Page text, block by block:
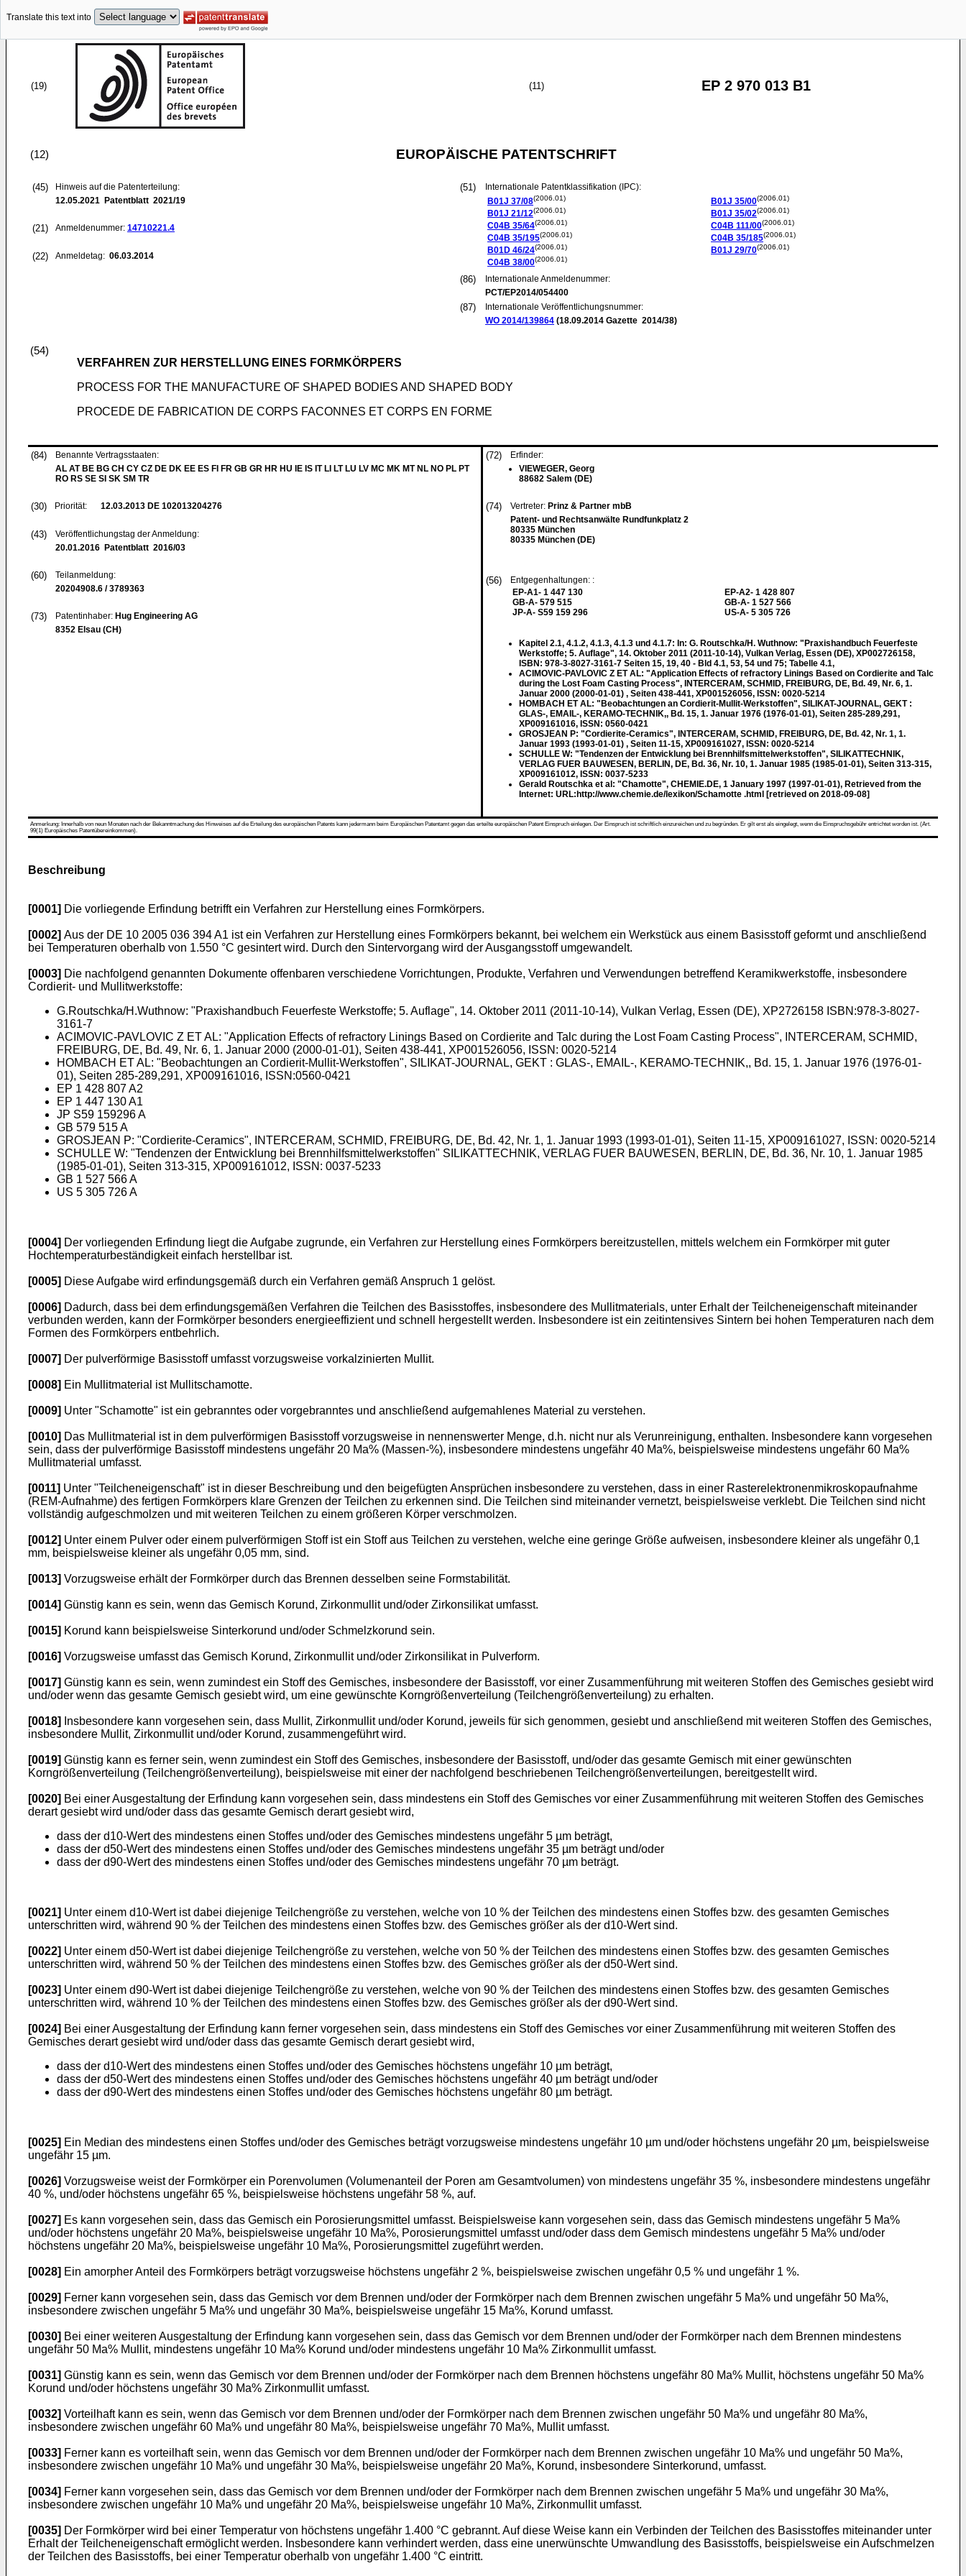
Translate this text into
(19) (11) EP 2 970 013 B1
(12) EUROPÄISCHE PATENTSCHRIFT
(45)
Hinweis auf die Patenterteilung:
12.05.2021 Patentblatt 2021/19
(21) Anmeldenummer: 14710221.4
(22) Anmeldetag: 06.03.2014
(51)
Internationale Patentklassifikation (IPC):
B01J 37/08(2006.01)
B01J 21/12(2006.01)
C04B 35/64(2006.01)
C04B 35/195(2006.01)
B01D 46/24(2006.01)
C04B 38/00(2006.01)
B01J 35/00(2006.01)
B01J 35/02(2006.01)
C04B 111/00(2006.01)
C04B 35/185(2006.01)
B01J 29/70(2006.01)
(86)
Internationale Anmeldenummer:
PCT/EP2014/054400
(87)
Internationale Veröffentlichungsnummer:
WO 2014/139864 (18.09.2014 Gazette 2014/38)
(54)
VERFAHREN ZUR HERSTELLUNG EINES FORMKÖRPERS
PROCESS FOR THE MANUFACTURE OF SHAPED BODIES AND SHAPED BODY
PROCEDE DE FABRICATION DE CORPS FACONNES ET CORPS EN FORME
(84)
Benannte Vertragsstaaten:
AL AT BE BG CH CY CZ DE DK EE ES FI FR GB GR HR HU IE IS IT LI LT LU LV MC MK MT NL NO PL PT
RO RS SE SI SK SM TR
(30) Priorität: 12.03.2013 DE 102013204276
(43)
Veröffentlichungstag der Anmeldung:
20.01.2016 Patentblatt 2016/03
(60)
Teilanmeldung:
20204908.6 / 3789363
(73) Patentinhaber: Hug Engineering AG
8352 Elsau (CH)
(72)
Erfinder:
VIEWEGER, Georg
88682 Salem (DE)
(74) Vertreter: Prinz & Partner mbB
Patent- und Rechtsanwälte Rundfunkplatz 2
80335 München
80335 München (DE)
(56)
Entgegenhaltungen: :
EP-A1- 1 447 130
GB-A- 579 515
JP-A- S59 159 296
EP-A2- 1 428 807
GB-A- 1 527 566
US-A- 5 305 726
Kapitel 2.1, 4.1.2, 4.1.3, 4.1.3 und 4.1.7: In: G. Routschka/H. Wuthnow: "Praxishandbuch Feuerfeste
Werkstoffe; 5. Auflage", 14. Oktober 2011 (2011-10-14), Vulkan Verlag, Essen (DE), XP002726158,
ISBN: 978-3-8027-3161-7 Seiten 15, 19, 40 - Bld 4.1, 53, 54 und 75; Tabelle 4.1,
ACIMOVIC-PAVLOVIC Z ET AL: "Application Effects of refractory Linings Based on Cordierite and Talc
during the Lost Foam Casting Process", INTERCERAM, SCHMID, FREIBURG, DE, Bd. 49, Nr. 6, 1.
Januar 2000 (2000-01-01) , Seiten 438-441, XP001526056, ISSN: 0020-5214
HOMBACH ET AL: "Beobachtungen an Cordierit-Mullit-Werkstoffen", SILIKAT-JOURNAL, GEKT :
GLAS-, EMAIL-, KERAMO-TECHNIK,, Bd. 15, 1. Januar 1976 (1976-01-01), Seiten 285-289,291,
XP009161016, ISSN: 0560-0421
GROSJEAN P: "Cordierite-Ceramics", INTERCERAM, SCHMID, FREIBURG, DE, Bd. 42, Nr. 1, 1.
Januar 1993 (1993-01-01) , Seiten 11-15, XP009161027, ISSN: 0020-5214
SCHULLE W: "Tendenzen der Entwicklung bei Brennhilfsmittelwerkstoffen", SILIKATTECHNIK,
VERLAG FUER BAUWESEN, BERLIN, DE, Bd. 36, Nr. 10, 1. Januar 1985 (1985-01-01), Seiten 313-315,
XP009161012, ISSN: 0037-5233
Gerald Routschka et al: "Chamotte", CHEMIE.DE, 1 January 1997 (1997-01-01), Retrieved from the
Internet: URL:http://www.chemie.de/lexikon/Schamotte .html [retrieved on 2018-09-08]
Anmerkung: Innerhalb von neun Monaten nach der Bekanntmachung des Hinweises auf die Erteilung des europäischen Patents kann jedermann beim Europäischen Patentamt gegen das erteilte europäischen Patent Einspruch einlegen. Der Einspruch ist schriftlich einzureichen und zu begründen. Er gilt erst als eingelegt, wenn die Einspruchsgebühr entrichtet worden ist. (Art.
99(1) Europäisches Patentübereinkommen).
Beschreibung
[0001] Die vorliegende Erfindung betrifft ein Verfahren zur Herstellung eines Formkörpers.
[0002] Aus der DE 10 2005 036 394 A1 ist ein Verfahren zur Herstellung eines Formkörpers bekannt, bei welchem ein Werkstück aus einem Basisstoff geformt und anschließend
bei Temperaturen oberhalb von 1.550 °C gesintert wird. Durch den Sintervorgang wird der Ausgangsstoff umgewandelt.
[0003] Die nachfolgend genannten Dokumente offenbaren verschiedene Vorrichtungen, Produkte, Verfahren und Verwendungen betreffend Keramikwerkstoffe, insbesondere
Cordierit- und Mullitwerkstoffe:
G.Routschka/H.Wuthnow: "Praxishandbuch Feuerfeste Werkstoffe; 5. Auflage", 14. Oktober 2011 (2011-10-14), Vulkan Verlag, Essen (DE), XP2726158 ISBN:978-3-8027-
3161-7
ACIMOVIC-PAVLOVIC Z ET AL: "Application Effects of refractory Linings Based on Cordierite and Talc during the Lost Foam Casting Process", INTERCERAM, SCHMID,
FREIBURG, DE, Bd. 49, Nr. 6, 1. Januar 2000 (2000-01-01), Seiten 438-441, XP001526056, ISSN: 0020-5214
HOMBACH ET AL: "Beobachtungen an Cordierit-Mullit-Werkstoffen", SILIKAT-JOURNAL, GEKT : GLAS-, EMAIL-, KERAMO-TECHNIK,, Bd. 15, 1. Januar 1976 (1976-01-
01), Seiten 285-289,291, XP009161016, ISSN:0560-0421
EP 1 428 807 A2
EP 1 447 130 A1
JP S59 159296 A
GB 579 515 A
GROSJEAN P: "Cordierite-Ceramics", INTERCERAM, SCHMID, FREIBURG, DE, Bd. 42, Nr. 1, 1. Januar 1993 (1993-01-01), Seiten 11-15, XP009161027, ISSN: 0020-5214
SCHULLE W: "Tendenzen der Entwicklung bei Brennhilfsmittelwerkstoffen" SILIKATTECHNIK, VERLAG FUER BAUWESEN, BERLIN, DE, Bd. 36, Nr. 10, 1. Januar 1985
(1985-01-01), Seiten 313-315, XP009161012, ISSN: 0037-5233
GB 1 527 566 A
US 5 305 726 A
[0004] Der vorliegenden Erfindung liegt die Aufgabe zugrunde, ein Verfahren zur Herstellung eines Formkörpers bereitzustellen, mittels welchem ein Formkörper mit guter
Hochtemperaturbeständigkeit einfach herstellbar ist.
[0005] Diese Aufgabe wird erfindungsgemäß durch ein Verfahren gemäß Anspruch 1 gelöst.
[0006] Dadurch, dass bei dem erfindungsgemäßen Verfahren die Teilchen des Basisstoffes, insbesondere des Mullitmaterials, unter Erhalt der Teilcheneigenschaft miteinander
verbunden werden, kann der Formkörper besonders energieeffizient und schnell hergestellt werden. Insbesondere ist ein zeitintensives Sintern bei hohen Temperaturen nach dem
Formen des Formkörpers entbehrlich.
[0007] Der pulverförmige Basisstoff umfasst vorzugsweise vorkalzinierten Mullit.
[0008] Ein Mullitmaterial ist Mullitschamotte.
[0009] Unter "Schamotte" ist ein gebranntes oder vorgebranntes und anschließend aufgemahlenes Material zu verstehen.
[0010] Das Mullitmaterial ist in dem pulverförmigen Basisstoff vorzugsweise in nennenswerter Menge, d.h. nicht nur als Verunreinigung, enthalten. Insbesondere kann vorgesehen
sein, dass der pulverförmige Basisstoff mindestens ungefähr 20 Ma% (Massen-%), insbesondere mindestens ungefähr 40 Ma%, beispielsweise mindestens ungefähr 60 Ma%
Mullitmaterial umfasst.
[0011] Unter "Teilcheneigenschaft" ist in dieser Beschreibung und den beigefügten Ansprüchen insbesondere zu verstehen, dass in einer Rasterelektronenmikroskopaufnahme
(REM-Aufnahme) des fertigen Formkörpers klare Grenzen der Teilchen zu erkennen sind. Die Teilchen sind miteinander vernetzt, beispielsweise verklebt. Die Teilchen sind nicht
vollständig aufgeschmolzen und mit weiteren Teilchen zu einem größeren Körper verschmolzen.
[0012] Unter einem Pulver oder einem pulverförmigen Stoff ist ein Stoff aus Teilchen zu verstehen, welche eine geringe Größe aufweisen, insbesondere kleiner als ungefähr 0,1
mm, beispielsweise kleiner als ungefähr 0,05 mm, sind.
[0013] Vorzugsweise erhält der Formkörper durch das Brennen desselben seine Formstabilität.
[0014] Günstig kann es sein, wenn das Gemisch Korund, Zirkonmullit und/oder Zirkonsilikat umfasst.
[0015] Korund kann beispielsweise Sinterkorund und/oder Schmelzkorund sein.
[0016] Vorzugsweise umfasst das Gemisch Korund, Zirkonmullit und/oder Zirkonsilikat in Pulverform.
[0017] Günstig kann es sein, wenn zumindest ein Stoff des Gemisches, insbesondere der Basisstoff, vor einer Zusammenführung mit weiteren Stoffen des Gemisches gesiebt wird
und/oder wenn das gesamte Gemisch gesiebt wird, um eine gewünschte Korngrößenverteilung (Teilchengrößenverteilung) zu erhalten.
[0018]
Insbesondere kann vorgesehen sein, dass Mullit, Zirkonmullit und/oder Korund, jeweils für sich genommen, gesiebt und anschließend mit weiteren Stoffen des Gemisches,
insbesondere Mullit, Zirkonmullit und/oder Korund, zusammengeführt wird.
[0019] Günstig kann es ferner sein, wenn zumindest ein Stoff des Gemisches, insbesondere der Basisstoff, und/oder das gesamte Gemisch mit einer gewünschten
Korngrößenverteilung (Teilchengrößenverteilung), beispielsweise mit einer der nachfolgend beschriebenen Teilchengrößenverteilungen, bereitgestellt wird.
[0020] Bei einer Ausgestaltung der Erfindung kann vorgesehen sein, dass mindestens ein Stoff des Gemisches vor einer Zusammenführung mit weiteren Stoffen des Gemisches
derart gesiebt wird und/oder dass das gesamte Gemisch derart gesiebt wird,
dass der d10-Wert des mindestens einen Stoffes und/oder des Gemisches mindestens ungefähr 5 µm beträgt,
dass der d50-Wert des mindestens einen Stoffes und/oder des Gemisches mindestens ungefähr 35 µm beträgt und/oder
dass der d90-Wert des mindestens einen Stoffes und/oder des Gemisches mindestens ungefähr 70 µm beträgt.
[0021] Unter einem d10-Wert ist dabei diejenige Teilchengröße zu verstehen, welche von 10 % der Teilchen des mindestens einen Stoffes bzw. des gesamten Gemisches
unterschritten wird, während 90 % der Teilchen des mindestens einen Stoffes bzw. des Gemisches größer als der d10-Wert sind.
[0022] Unter einem d50-Wert ist dabei diejenige Teilchengröße zu verstehen, welche von 50 % der Teilchen des mindestens einen Stoffes bzw. des gesamten Gemisches
unterschritten wird, während 50 % der Teilchen des mindestens einen Stoffes bzw. des Gemisches größer als der d50-Wert sind.
[0023] Unter einem d90-Wert ist dabei diejenige Teilchengröße zu verstehen, welche von 90 % der Teilchen des mindestens einen Stoffes bzw. des gesamten Gemisches
unterschritten wird, während 10 % der Teilchen des mindestens einen Stoffes bzw. des Gemisches größer als der d90-Wert sind.
[0024] Bei einer Ausgestaltung der Erfindung kann ferner vorgesehen sein, dass mindestens ein Stoff des Gemisches vor einer Zusammenführung mit weiteren Stoffen des
Gemisches derart gesiebt wird und/oder dass das gesamte Gemisch derart gesiebt wird,
dass der d10-Wert des mindestens einen Stoffes und/oder des Gemisches höchstens ungefähr 10 µm beträgt,
dass der d50-Wert des mindestens einen Stoffes und/oder des Gemisches höchstens ungefähr 40 µm beträgt und/oder
dass der d90-Wert des mindestens einen Stoffes und/oder des Gemisches höchstens ungefähr 80 µm beträgt.
[0025] Ein Median des mindestens einen Stoffes und/oder des Gemisches beträgt vorzugsweise mindestens ungefähr 10 µm und/oder höchstens ungefähr 20 µm, beispielsweise
ungefähr 15 µm.
[0026] Vorzugsweise weist der Formkörper ein Porenvolumen (Volumenanteil der Poren am Gesamtvolumen) von mindestens ungefähr 35 %, insbesondere mindestens ungefähr
40 %, und/oder höchstens ungefähr 65 %, beispielsweise höchstens ungefähr 58 %, auf.
[0027] Es kann vorgesehen sein, dass das Gemisch ein Porosierungsmittel umfasst. Beispielsweise kann vorgesehen sein, dass das Gemisch mindestens ungefähr 5 Ma%
und/oder höchstens ungefähr 20 Ma%, beispielsweise ungefähr 10 Ma%, Porosierungsmittel umfasst und/oder dass dem Gemisch mindestens ungefähr 5 Ma% und/oder
höchstens ungefähr 20 Ma%, beispielsweise ungefähr 10 Ma%, Porosierungsmittel zugeführt werden.
[0028] Ein amorpher Anteil des Formkörpers beträgt vorzugsweise höchstens ungefähr 2 %, beispielsweise zwischen ungefähr 0,5 % und ungefähr 1 %.
[0029] Ferner kann vorgesehen sein, dass das Gemisch vor dem Brennen und/oder der Formkörper nach dem Brennen zwischen ungefähr 5 Ma% und ungefähr 50 Ma%,
insbesondere zwischen ungefähr 5 Ma% und ungefähr 30 Ma%, beispielsweise ungefähr 15 Ma%, Korund umfasst.
[0030] Bei einer weiteren Ausgestaltung der Erfindung kann vorgesehen sein, dass das Gemisch vor dem Brennen und/oder der Formkörper nach dem Brennen mindestens
ungefähr 50 Ma% Mullit, mindestens ungefähr 10 Ma% Korund und/oder mindestens ungefähr 10 Ma% Zirkonmullit umfasst.
[0031] Günstig kann es sein, wenn das Gemisch vor dem Brennen und/oder der Formkörper nach dem Brennen höchstens ungefähr 80 Ma% Mullit, höchstens ungefähr 50 Ma%
Korund und/oder höchstens ungefähr 30 Ma% Zirkonmullit umfasst.
[0032] Vorteilhaft kann es sein, wenn das Gemisch vor dem Brennen und/oder der Formkörper nach dem Brennen zwischen ungefähr 50 Ma% und ungefähr 80 Ma%,
insbesondere zwischen ungefähr 60 Ma% und ungefähr 80 Ma%, beispielsweise ungefähr 70 Ma%, Mullit umfasst.
[0033] Ferner kann es vorteilhaft sein, wenn das Gemisch vor dem Brennen und/oder der Formkörper nach dem Brennen zwischen ungefähr 10 Ma% und ungefähr 50 Ma%,
insbesondere zwischen ungefähr 10 Ma% und ungefähr 30 Ma%, beispielsweise ungefähr 20 Ma%, Korund, insbesondere Sinterkorund, umfasst.
[0034] Ferner kann vorgesehen sein, dass das Gemisch vor dem Brennen und/oder der Formkörper nach dem Brennen zwischen ungefähr 5 Ma% und ungefähr 30 Ma%,
insbesondere zwischen ungefähr 10 Ma% und ungefähr 20 Ma%, beispielsweise ungefähr 10 Ma%, Zirkonmullit umfasst.
[0035] Der Formkörper wird bei einer Temperatur von höchstens ungefähr 1.400 °C gebrannt. Auf diese Weise kann ein Verbinden der Teilchen des Basisstoffes miteinander unter
Erhalt der Teilcheneigenschaft ermöglicht werden. Insbesondere kann verhindert werden, dass eine unerwünschte Umwandlung des Basisstoffs, beispielsweise ein Aufschmelzen
der Teilchen des Basisstoffs, bei einer Temperatur oberhalb von ungefähr 1.400 °C eintritt.